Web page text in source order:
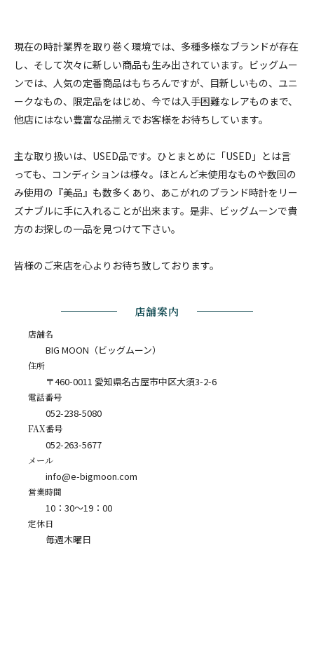
現在の時計業界を取り巻く環境では、多種多様なブランドが存在
し、そして次々に新しい商品も生み出されています。ビッグムー
ンでは、人気の定番商品はもちろんですが、目新しいもの、ユニ
ークなもの、限定品をはじめ、今では入手困難なレアものまで、
他店にはない豊富な品揃えでお客様をお待ちしています。
主な取り扱いは、USED品です。ひとまとめに「USED」とは言
っても、コンディションは様々。ほとんど未使用なものや数回の
み使用の『美品』も数多くあり、あこがれのブランド時計をリー
ズナブルに手に入れることが出来ます。是非、ビッグムーンで貴
方のお探しの一品を見つけて下さい。
皆様のご来店を心よりお待ち致しております。
店舗案内
店舗名
BIG MOON（ビッグムーン）
住所
〒460-0011 愛知県名古屋市中区大須3-2-6
電話番号
052-238-5080
FAX番号
052-263-5677
メール
info@e-bigmoon.com
営業時間
10：30〜19：00
定休日
毎週木曜日